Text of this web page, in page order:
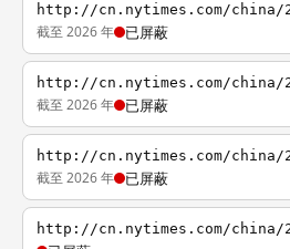
http://cn.nytimes.com/china/
截至 2026 年 已屏蔽
http://cn.nytimes.com/china/
截至 2026 年 已屏蔽
http://cn.nytimes.com/china/
截至 2026 年 已屏蔽
http://cn.nytimes.com/china/